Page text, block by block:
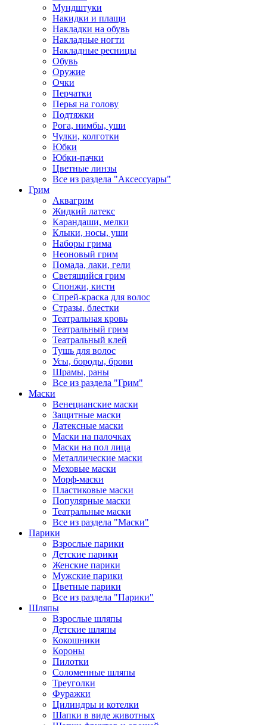
Мундштуки
Накидки и плащи
Накладки на обувь
Накладные ногти
Накладные ресницы
Обувь
Оружие
Очки
Перчатки
Перья на голову
Подтяжки
Рога, нимбы, уши
Чулки, колготки
Юбки
Юбки-пачки
Цветные линзы
Все из раздела "Аксессуары"
Грим
Аквагрим
Жидкий латекс
Карандаши, мелки
Клыки, носы, уши
Наборы грима
Неоновый грим
Помада, лаки, гели
Светящийся грим
Спонжи, кисти
Спрей-краска для волос
Стразы, блестки
Театральная кровь
Театральный грим
Театральный клей
Тушь для волос
Усы, бороды, брови
Шрамы, раны
Все из раздела "Грим"
Маски
Венецианские маски
Защитные маски
Латексные маски
Маски на палочках
Маски на пол лица
Металлические маски
Меховые маски
Морф-маски
Пластиковые маски
Популярные маски
Театральные маски
Все из раздела "Маски"
Парики
Взрослые парики
Детские парики
Женские парики
Мужские парики
Цветные парики
Все из раздела "Парики"
Шляпы
Взрослые шляпы
Детские шляпы
Кокошники
Короны
Пилотки
Соломенные шляпы
Треуголки
Фуражки
Цилиндры и котелки
Шапки в виде животных